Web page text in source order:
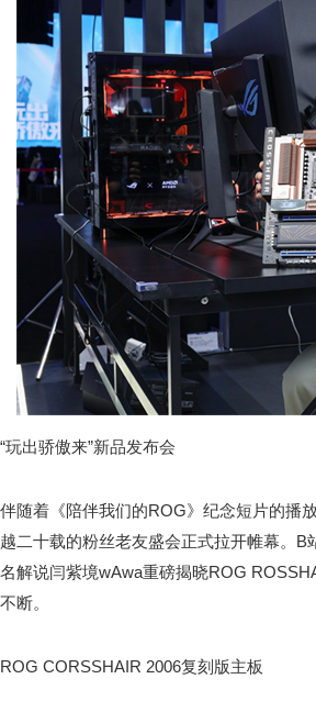
“玩出骄傲来”新品发布会
伴随着《陪伴我们的ROG》纪念短片的播
越二十载的粉丝老友盛会正式拉开帷幕。
名解说闫紫境wAwa重磅揭晓ROG
不断。
ROG CORSSHAIR 2006复刻版主板